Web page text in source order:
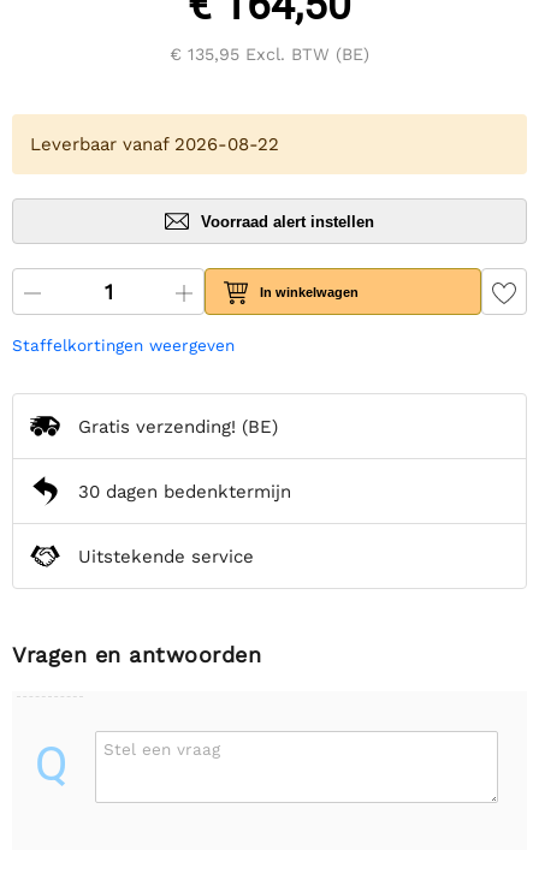
€ 135,95 Excl. BTW (BE)
Leverbaar vanaf 2026-08-22
Voorraad alert instellen
In winkelwagen
Staffelkortingen weergeven
Gratis verzending! (BE)
30 dagen bedenktermijn
Uitstekende service
Vragen en antwoorden
Q Stel een vraag